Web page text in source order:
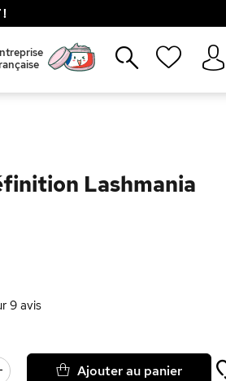
!
Lashmania
9avis
Ajouter au panier